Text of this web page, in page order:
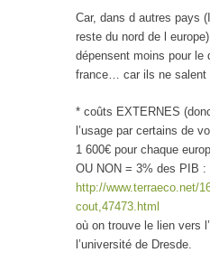
Car, dans d autres pays
reste du nord de l
dépensent moins pour le
france… car ils ne salent
* coûts EXTERNES
l’usage par certains de
1 600€ pour chaque
OU NON = 3% des PIB :
http://www.terraeco.net/
cout,47473.html
où on trouve le lien vers
l’université de Dresde.